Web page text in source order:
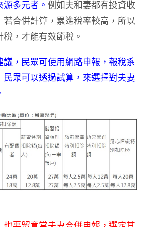
源多元者。例如夫和妻都有投資收
若合併計算，累進稅率較高，所以
，才能有效節稅。
議，民眾可使用網路申報，報稅系
民眾可以透過試算，來選擇對夫妻